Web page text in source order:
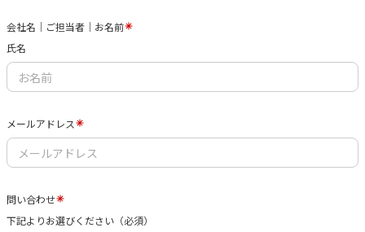
会社名｜ご担当者｜お名前
氏名
メールアドレス
問い合わせ
下記よりお選びください（必須）